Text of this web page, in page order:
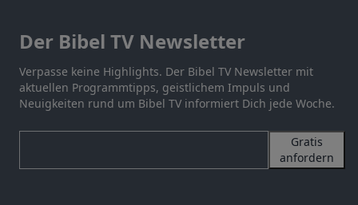
Der Bibel TV Newsletter
Verpasse keine Highlights. Der Bibel TV Newsletter mit
aktuellen Programmtipps, geistlichem Impuls und
Neuigkeiten rund um Bibel TV informiert Dich jede Woche.
Gratis
anfordern